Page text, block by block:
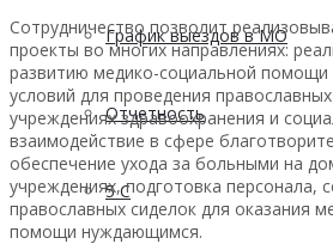
График выездов в МО
Отчетность
5 С
Сотрудничество позволит
проекты во многих направлениях:
развитию медико-социальной помощи
условий для проведения
учреждениях здравоохранения и
взаимодействие в сфере
обеспечение ухода за больными на
учреждениях, подготовка персонала,
православных сиделок для оказания
помощи нуждающимся.